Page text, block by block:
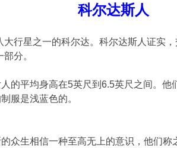
科尔达斯人
行星之一的科尔达。科尔达斯人证实
分。
的平均身高在5英尺到6.5英尺之间。
服是浅蓝色的。
众生相信一种至高无上的意识，他们称